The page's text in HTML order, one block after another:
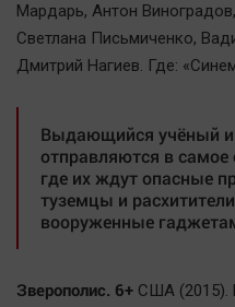
Точка на карте
Мардарь, Антон
Светлана Письмиченко,
Дмитрий Нагиев. Где:
Выдающийся учёный и
отправляются в
где их ждут опасные
туземцы и
вооруженные
Зверополис. 6+ США (2015).